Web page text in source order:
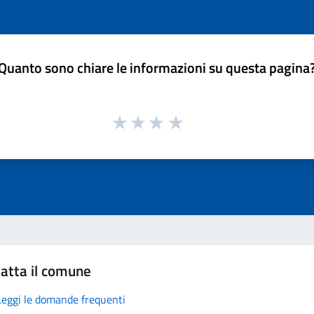
sono chiare le informazioni su questa
il comune
le domande frequenti